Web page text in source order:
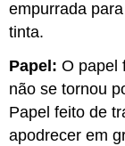
empurrada
tinta.
Papel: O papel
não se tornou
Papel feito de
apodrecer em